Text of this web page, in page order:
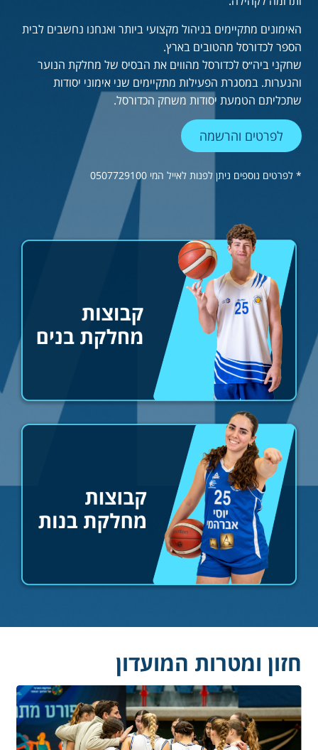
האימונים מתקיימים בניהול מקצועי ביותר ואנחנו נחשבים לבית
הספר לכדורסל מהטובים בארץ.
שחקני ביה״ס לכדורסל מהווים את הבסיס של מחלקת הנוער
והנערות. במסגרת הפעילות מתקיימים שני אימוני יסודות
שתכליתם הטמעת יסודות משחק הכדורסל.
לפרטים והרשמה
* לפרטים נוספים ניתן לפנות לאייל המי 0507729100
חזון ומטרות המועדון